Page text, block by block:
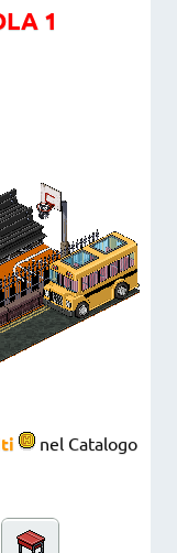
1
nel Catalogo